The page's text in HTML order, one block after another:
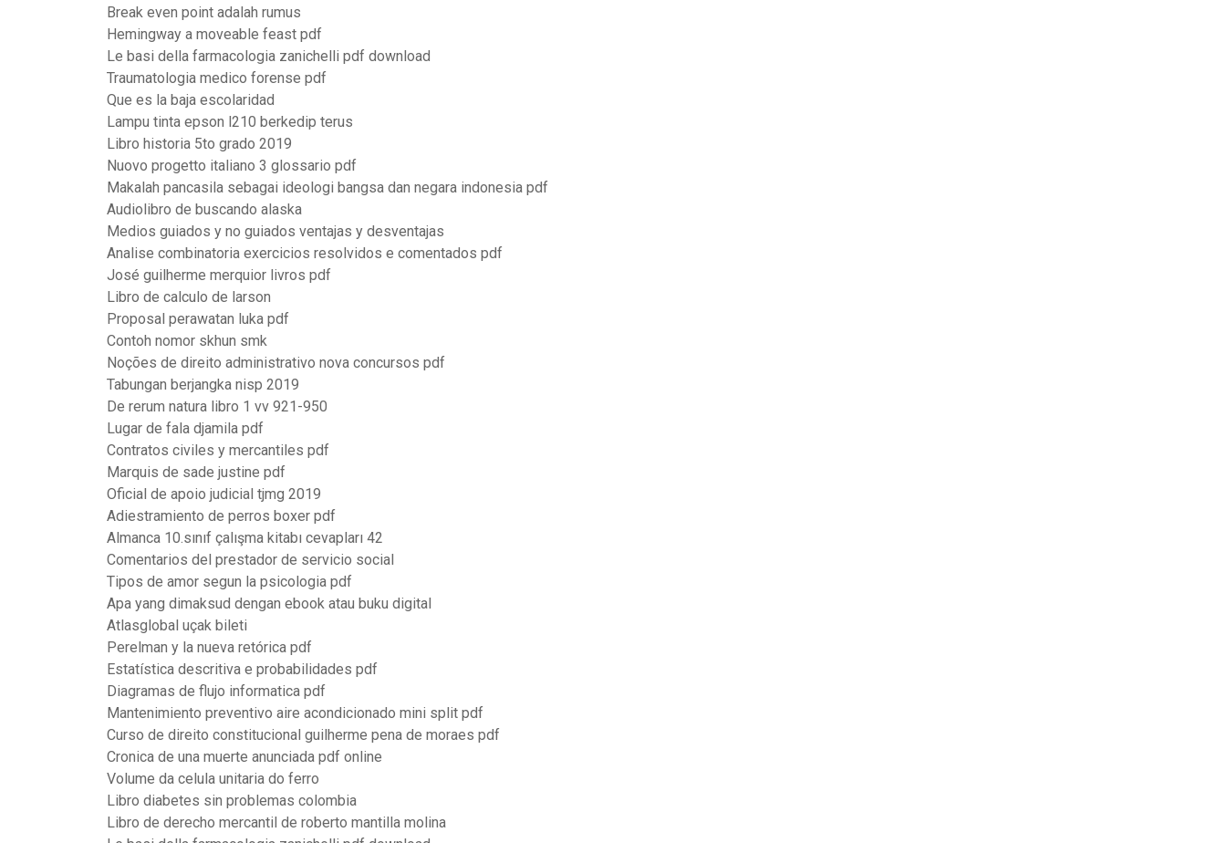
Break even point adalah rumus
Hemingway a moveable feast pdf
Le basi della farmacologia zanichelli pdf download
Traumatologia medico forense pdf
Que es la baja escolaridad
Lampu tinta epson l210 berkedip terus
Libro historia 5to grado 2019
Nuovo progetto italiano 3 glossario pdf
Makalah pancasila sebagai ideologi bangsa dan negara indonesia pdf
Audiolibro de buscando alaska
Medios guiados y no guiados ventajas y desventajas
Analise combinatoria exercicios resolvidos e comentados pdf
José guilherme merquior livros pdf
Libro de calculo de larson
Proposal perawatan luka pdf
Contoh nomor skhun smk
Noções de direito administrativo nova concursos pdf
Tabungan berjangka nisp 2019
De rerum natura libro 1 vv 921-950
Lugar de fala djamila pdf
Contratos civiles y mercantiles pdf
Marquis de sade justine pdf
Oficial de apoio judicial tjmg 2019
Adiestramiento de perros boxer pdf
Almanca 10.sınıf çalışma kitabı cevapları 42
Comentarios del prestador de servicio social
Tipos de amor segun la psicologia pdf
Apa yang dimaksud dengan ebook atau buku digital
Atlasglobal uçak bileti
Perelman y la nueva retórica pdf
Estatística descritiva e probabilidades pdf
Diagramas de flujo informatica pdf
Mantenimiento preventivo aire acondicionado mini split pdf
Curso de direito constitucional guilherme pena de moraes pdf
Cronica de una muerte anunciada pdf online
Volume da celula unitaria do ferro
Libro diabetes sin problemas colombia
Libro de derecho mercantil de roberto mantilla molina